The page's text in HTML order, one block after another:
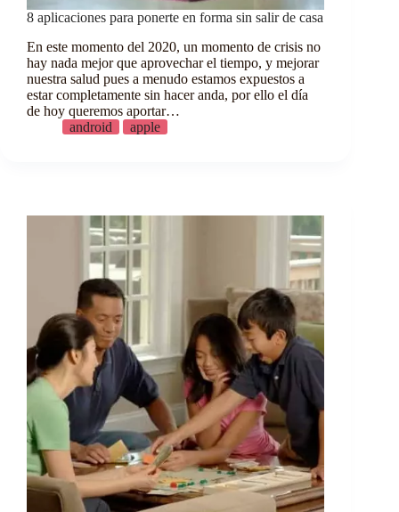
8 aplicaciones para ponerte en forma sin salir de casa
En este momento del 2020, un momento de crisis no
hay nada mejor que aprovechar el tiempo, y mejorar
nuestra salud pues a menudo estamos expuestos a
estar completamente sin hacer anda, por ello el día
de hoy queremos aportar…
android
apple